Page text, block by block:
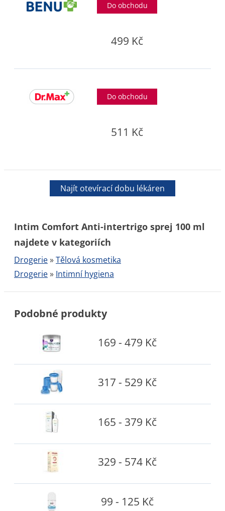
Do obchodu
499 Kč
Do obchodu
511 Kč
Najít otevírací dobu lékáren
Intim Comfort Anti-intertrigo sprej 100 ml
najdete v kategoriích
Drogerie»Tělová kosmetika
Drogerie» Intimní hygiena
Podobné produkty
169 - 479 Kč
317 - 529 Kč
165 - 379 Kč
329 - 574 Kč
99 - 125 Kč